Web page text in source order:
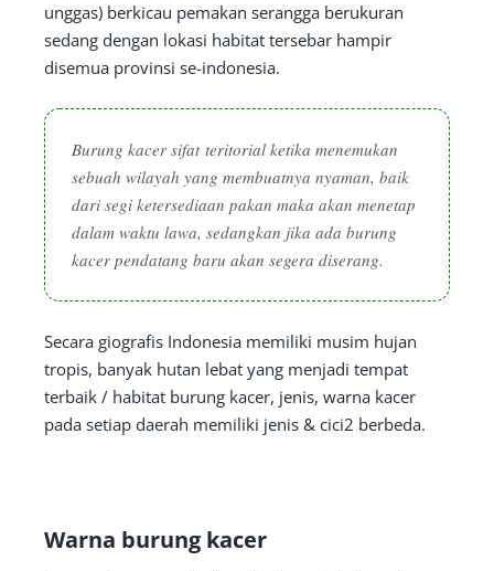
unggas) berkicau pemakan serangga berukuran
sedang dengan lokasi habitat tersebar hampir
disemua provinsi se-indonesia.
Burung kacer sifat teritorial ketika menemukan
sebuah wilayah yang membuatnya nyaman, baik
dari segi ketersediaan pakan maka akan menetap
dalam waktu lawa, sedangkan jika ada burung
kacer pendatang baru akan segera diserang.
Secara giografis Indonesia memiliki musim hujan
tropis, banyak hutan lebat yang menjadi tempat
terbaik / habitat burung kacer, jenis, warna kacer
pada setiap daerah memiliki jenis & cici2 berbeda.
Warna burung kacer